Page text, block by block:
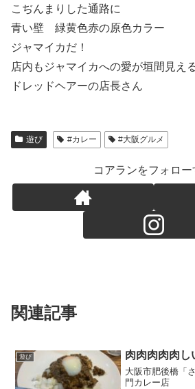
こぢんまりした通路に
青い壁 緑黄色赤の原色カラー
ジャマイカだ！
店内もジャマイカへの愛が垣間見え
ドレッドヘアーの店長さん
遊び #カレー #大阪グルメ
コアランをフォロー
関連記事
遊び 肉肉肉肉肉し
大阪市肥後橋「
門カレー店